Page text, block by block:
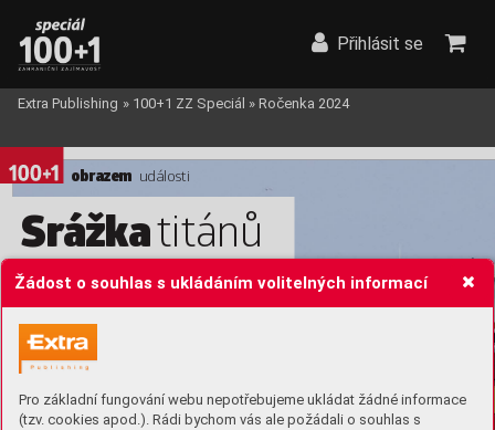
Žádost o souhlas s ukládáním volitelných informací
Pro základní fungování webu nepotřebujeme ukládat žádné informace
(tzv. cookies apod.). Rádi bychom vás ale požádali o souhlas s
Srážka titánů
Do nosného pilíře mostu F rancis Scott Key
Bridge v Baltimore narazila nákladní loď, které
údajně selhal motor. Dálniční spojnice přes
a tragédie si
konstrukce přehr
(26. března 202
obrazem události
Přihlásit se
Extra Publishing » 100+1 ZZ Speciál » Ročenka 2024